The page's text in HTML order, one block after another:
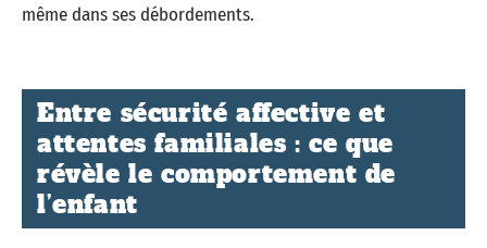
même dans ses débordements.
Entre sécurité affective et
attentes familiales : ce que
révèle le comportement de
l’enfant